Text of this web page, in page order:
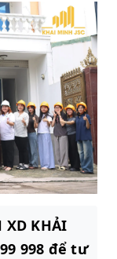
XD KHẢI
998 để tư